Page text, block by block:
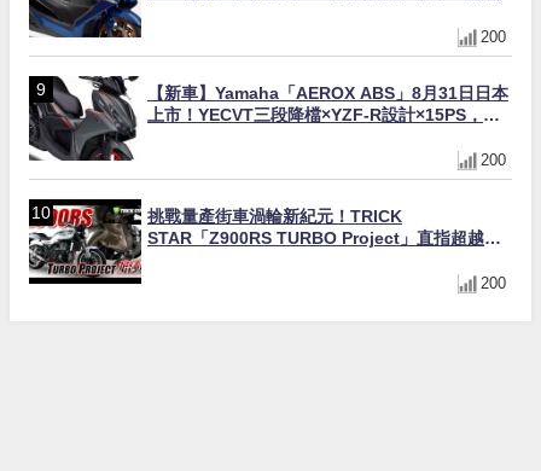
200
【新車】Yamaha「AEROX ABS」8月31日日本
上市！YECVT三段降檔×YZF-R設計×15PS，最
200
挑戰量產街車渦輪新紀元！TRICK
STAR「Z900RS TURBO Project」直指超越
200